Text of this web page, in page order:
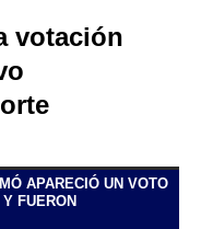
votación
APARECIÓ UN VOTO
FUERON